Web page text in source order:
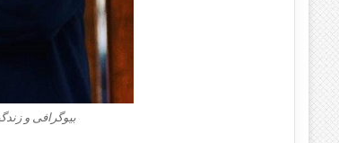
بیوگرافی و